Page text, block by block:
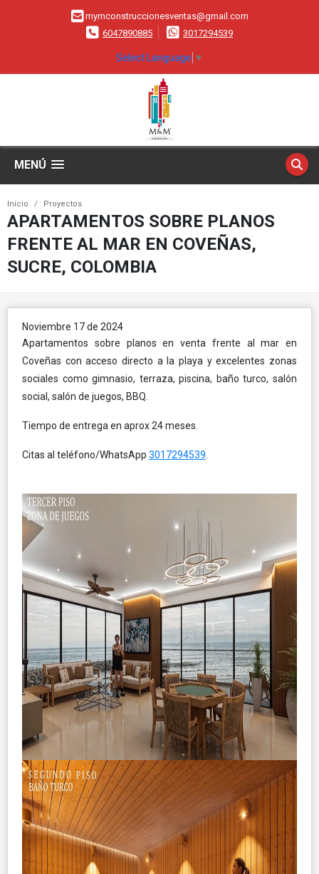
mymconstruccionesventas@gmail.com
6047890885
3017294539
Select Language ▼
MENÚ
Inicio Proyectos
APARTAMENTOS SOBRE PLANOS
FRENTE AL MAR EN COVEÑAS,
SUCRE, COLOMBIA
Noviembre 17 de 2024
Apartamentos sobre planos en venta frente al mar en
Coveñas con acceso directo a la playa y excelentes zonas
sociales como gimnasio, terraza, piscina, baño turco, salón
social, salón de juegos, BBQ.
Tiempo de entrega en aprox 24 meses.
Citas al teléfono/WhatsApp 3017294539